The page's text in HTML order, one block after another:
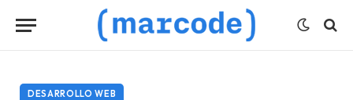
DESARROLLO WEB